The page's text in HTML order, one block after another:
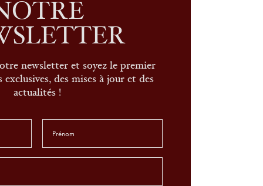
newsletter et soyez le premier
des mises à jour et des
actualités !